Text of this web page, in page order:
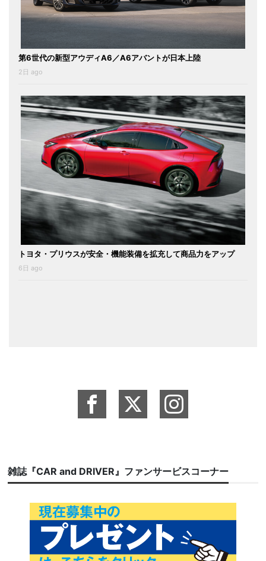
第6世代の新型アウディA6／A6アバントが日本上陸
2日 ago
トヨタ・プリウスが安全・機能装備を拡充して商品力をアップ
6日 ago
雑誌『CAR and DRIVER』ファンサービスコーナー